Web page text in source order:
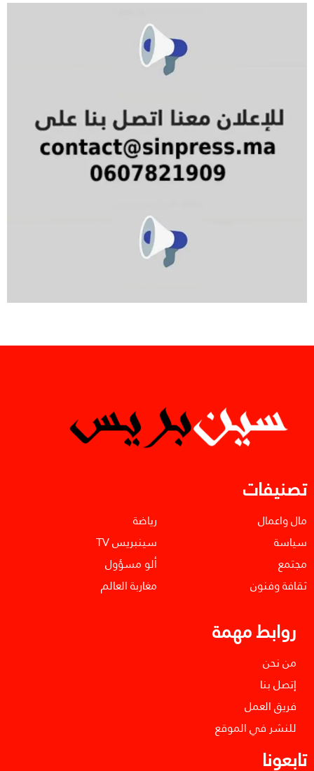
تصنيفات
مال واعمال
سياسة
مجتمع
ثقافة وفنون
رياضة
سينبريس TV
ألو مسؤول
مغاربة العالم
روابط مهمة
من نحن
إتصل بنا
فريق العمل
للنشر في الموقع
تابعونا